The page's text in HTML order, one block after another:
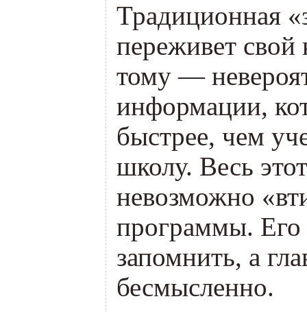
Традиционная «
переживет
тому —
информации,
быстрее, чем
школу. Весь этот
невозможно «
программы.
запомнить, а
бесмысленно.